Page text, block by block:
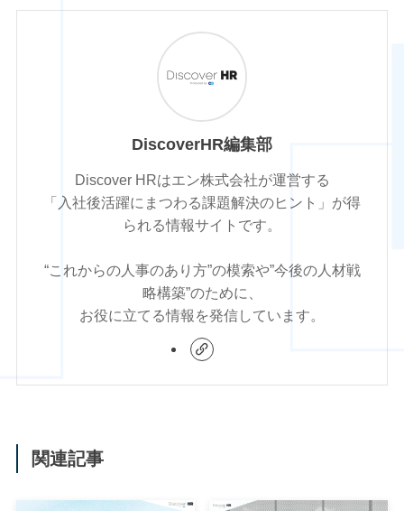
DiscoverHR編集部
Discover HRはエン株式会社が運営する
「入社後活躍にまつわる課題解決のヒント」が得
られる情報サイトです。
“これからの人事のあり方”の模索や”今後の人材戦
略構築”のために、
お役に立てる情報を発信しています。
関連記事